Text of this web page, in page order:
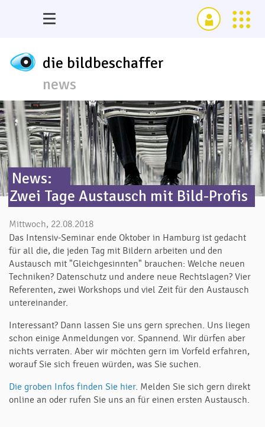
die bildbeschaffer
news
News:
Zwei Tage Austausch mit Bild-Profis
Mittwoch, 22.08.2018
Das Intensiv-Seminar ende Oktober in Hamburg ist gedacht
für all die, die jeden Tag mit Bildern arbeiten und den
Austausch mit "Gleichgesinnten" brauchen: Welche neuen
Techniken? Datenschutz und andere neue Rechtslagen? Vier
Referenten, zwei Workshops und viel Zeit für den Austausch
untereinander.
Interessant? Dann lassen Sie uns gern sprechen. Uns liegen
schon einige Anmeldungen vor. Spannend. Wir dürfen aber
nichts verraten. Aber wir möchten gern im Vorfeld erfahren,
worauf Sie sich freuen würden, was Sie suchen.
Die groben Infos finden Sie hier. Melden Sie sich gern direkt
online an oder rufen Sie uns an für einen ersten Austausch.